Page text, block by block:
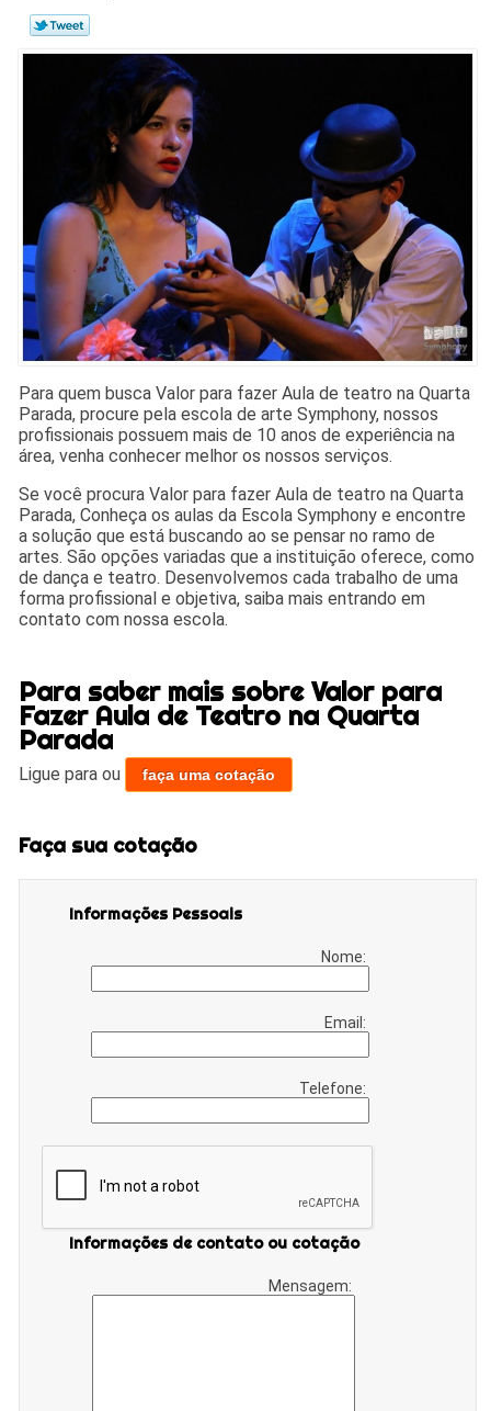
Para quem busca Valor para fazer Aula de teatro na Quarta
Parada, procure pela escola de arte Symphony, nossos
profissionais possuem mais de 10 anos de experiência na
área, venha conhecer melhor os nossos serviços.
Se você procura Valor para fazer Aula de teatro na Quarta
Parada, Conheça os aulas da Escola Symphony e encontre
a solução que está buscando ao se pensar no ramo de
artes. São opções variadas que a instituição oferece, como
de dança e teatro. Desenvolvemos cada trabalho de uma
forma profissional e objetiva, saiba mais entrando em
contato com nossa escola.
Para saber mais sobre Valor para
Fazer Aula de Teatro na Quarta
Parada
Ligue paraou faça uma cotação
Faça sua cotação
Informações Pessoais
Nome:
Email:
Telefone:
Informações de contato ou cotação
Mensagem: